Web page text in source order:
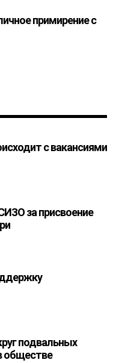
примирение с
с вакансиями
за присвоение
подвальных
обществе